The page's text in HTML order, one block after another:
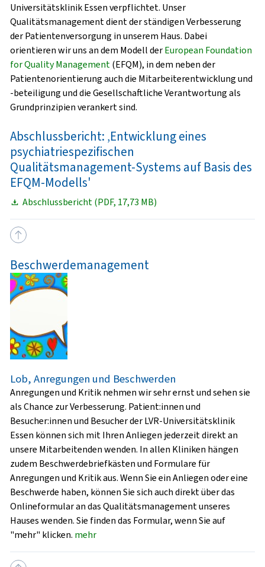
Universitätsklinik Essen verpflichtet. Unser
Qualitätsmanagement dient der ständigen Verbesserung
der Patientenversorgung in unserem Haus. Dabei
orientieren wir uns an dem Modell derEuropean Foundation
for Quality Management(EFQM), in dem neben der
Patientenorientierung auch die Mitarbeiterentwicklung und
-beteiligung und die Gesellschaftliche Verantwortung als
Grundprinzipien verankert sind.
Abschlussbericht: ‚Entwicklung eines
psychiatriespezifischen
Qualitätsmanagement-Systems auf Basis des
EFQM-Modells'
Abschlussbericht (PDF, 17,73 MB)
Beschwerdemanagement
Lob, Anregungen und Beschwerden
Anregungen und Kritik nehmen wir sehr ernst und sehen sie
als Chance zur Verbesserung. Patient:innen und
Besucher:innen und Besucher der LVR-Universitätsklinik
Essen können sich mit Ihren Anliegen jederzeit direkt an
unsere Mitarbeitenden wenden. In allen Kliniken hängen
zudem Beschwerdebriefkästen und Formulare für
Anregungen und Kritik aus. Wenn Sie ein Anliegen oder eine
Beschwerde haben, können Sie sich auch direkt über das
Onlineformular an das Qualitätsmanagement unseres
Hauses wenden. Sie finden das Formular, wenn Sie auf
"mehr" klicken. mehr